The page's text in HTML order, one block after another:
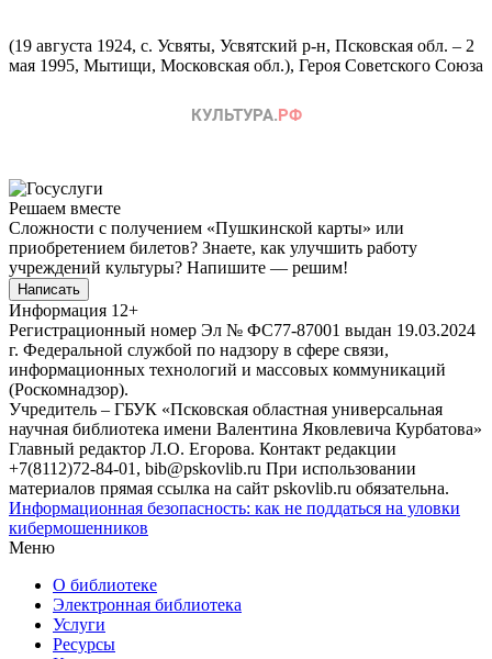
(19 августа 1924, с. Усвяты, Усвятский р-н, Псковская обл. – 2
мая 1995, Мытищи, Московская обл.), Героя Советского Союза
Решаем вместе
Сложности с получением «Пушкинской карты» или
приобретением билетов? Знаете, как улучшить работу
учреждений культуры? Напишите — решим!
Написать
Информация 12+
Регистрационный номер Эл № ФС77-87001 выдан 19.03.2024
г. Федеральной службой по надзору в сфере связи,
информационных технологий и массовых коммуникаций
(Роскомнадзор).
Учредитель – ГБУК «Псковская областная универсальная
научная библиотека имени Валентина Яковлевича Курбатова»
Главный редактор Л.О. Егорова. Контакт редакции
+7(8112)72-84-01, bib@pskovlib.ru При использовании
материалов прямая ссылка на сайт pskovlib.ru обязательна.
Информационная безопасность: как не поддаться на уловки
кибермошенников
Меню
О библиотеке
Электронная библиотека
Услуги
Ресурсы